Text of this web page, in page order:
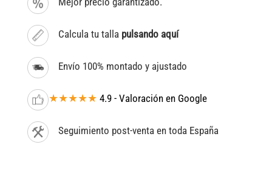
Calcula tu talla pulsando aquí
Envío 100% montado y ajustado
★★★★★ 4.9 - Valoración en Google
Seguimiento post-venta en toda España